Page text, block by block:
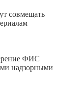
совмещать
ФИС
надзорными